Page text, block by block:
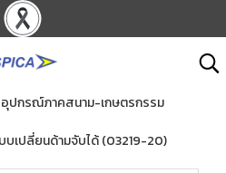
อุปกรณ์ภาคสนาม-เกษตรกรรม
บเปลี่ยนด้ามจับได้ (03219-20)